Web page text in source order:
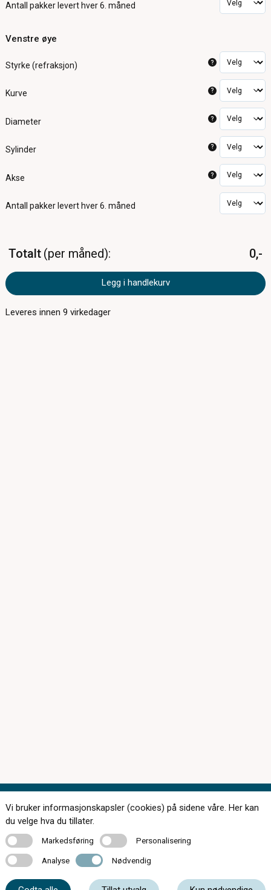
Antall pakker levert hver 6. måned
Venstre øye
Styrke (refraksjon) ?
Kurve ?
Diameter ?
Sylinder ?
Akse ?
Antall pakker levert hver 6. måned
Totalt per måned 0,-
Legg i handlekurv
Leveres innen9 virkedager
Kontakt oss
Vi bruker informasjonskapsler (cookies) på sidene våre. Her kan
du velge hva du tillater.
MarkedsføringMarkedsføring PersonaliseringPersonalisering
Analyse Analyse Nødvendig Nødvendig